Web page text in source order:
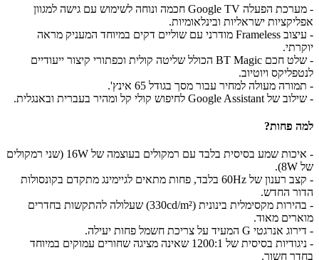
- מערכת הפעלה Google TV חכמה ונוחה לשימוש עם גישה למגוון
אפליקציות ישראליות ובינלאומיות.
- עיצוב Frameless מודרני עם שוליים דקים במיוחד המעניק מראה
יוקרתי.
- שלט חכם BT Magic הכולל שליטה קולית וכפתורי קיצור ייעודיים
לנטפליקס ויוטיוב.
- תמורה מעולה למחיר עבור מסך בגודל 65 אינץ'.
- שילוב של Google Assistant לחיפוש קולי קל ומהיר בעברית ובאנגלית.
למה פחות?
- איכות שמע בסיסית בלבד עם רמקולים בעוצמה של 16W (שני רמקולים
של 8W).
- קצב רענון של 60Hz בלבד, פחות מתאים לגיימינג מתקדם בקונסולות
הדור החדש.
- בהירות מקסימלית בינונית (330cd/m²) שעלולה להתקשות בחדרים
מוארים מאוד.
- דירוג אנרגטי G המעיד על צריכת חשמל פחות יעילה.
- ניגודיות בסיסית של 1200:1 שאינה מציגה שחורים עמוקים במיוחד
בחדר חשוך.